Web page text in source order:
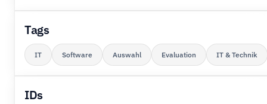
Tags
IT Software Auswahl Evaluation IT & Technik
IDs